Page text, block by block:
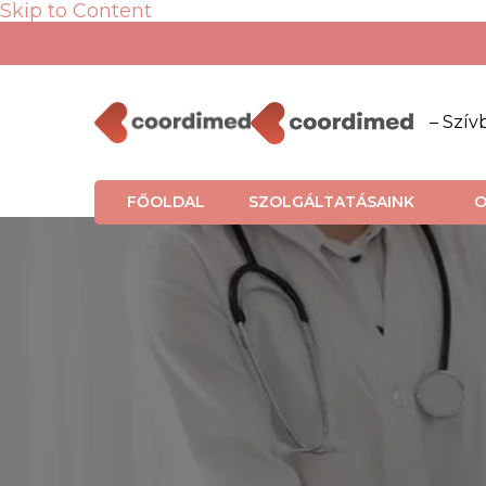
Skip to Content
–
FŐOLDAL SZOLGÁLTATÁSAINK